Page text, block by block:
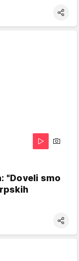
"Doveli smo